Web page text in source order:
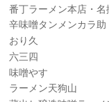
番丁ラーメン本店・名
辛味噌タンメンカラ助
おり久
六三四
味噌やす
ラーメン天狗山